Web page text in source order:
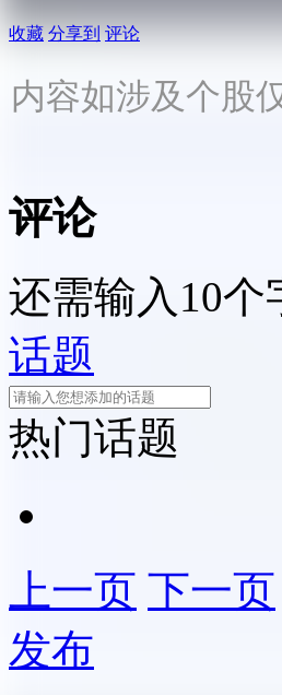
收藏 分享到 评论
内容如涉及个股
评论
还需输入10个
话题
热门话题
上一页 下一页
发布